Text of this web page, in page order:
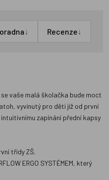
↓ Recenze↓
vaše malá školačka bude moct
vyvinutý pro děti již od první
zapínání přední kapsy
třídy ZŠ.
ERGO SYSTÉMEM, který